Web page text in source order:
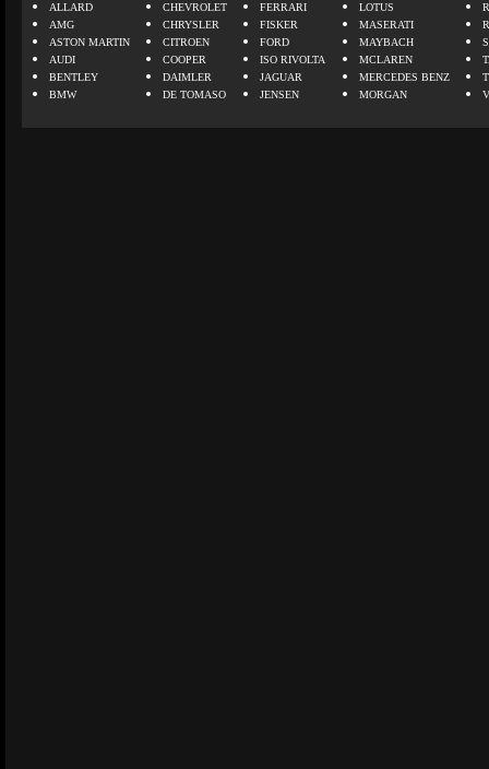
ALLARD
AMG
ASTON MARTIN
AUDI
BENTLEY
BMW
CHEVROLET
CHRYSLER
CITROEN
COOPER
DAIMLER
DE TOMASO
FERRARI
FISKER
FORD
ISO RIVOLTA
JAGUAR
JENSEN
LOTUS
MASERATI
MAYBACH
MCLAREN
MERCEDES BENZ
MORGAN